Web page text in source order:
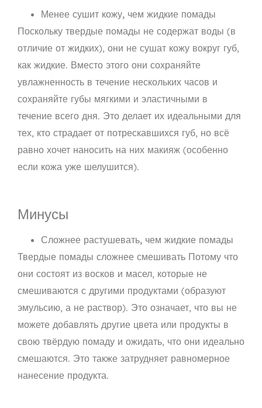
Менее сушит кожу, чем жидкие помады
Поскольку твердые помады не содержат воды (в
отличие от жидких), они не сушат кожу вокруг губ,
как жидкие. Вместо этого они сохраняйте
увлажненность в течение нескольких часов и
сохраняйте губы мягкими и эластичными в
течение всего дня. Это делает их идеальными для
тех, кто страдает от потрескавшихся губ, но всё
равно хочет наносить на них макияж (особенно
если кожа уже шелушится).
Минусы
Сложнее растушевать, чем жидкие помады
Твердые помады сложнее смешивать Потому что
они состоят из восков и масел, которые не
смешиваются с другими продуктами (образуют
эмульсию, а не раствор). Это означает, что вы не
можете добавлять другие цвета или продукты в
свою твёрдую помаду и ожидать, что они идеально
смешаются. Это также затрудняет равномерное
нанесение продукта.